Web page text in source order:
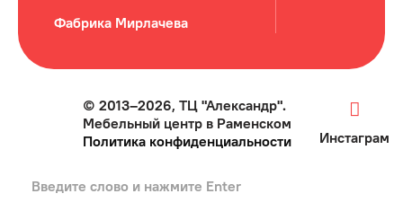
Фабрика Мирлачева
© 2013–2026, ТЦ "Александр".
Мебельный центр в Раменском
Политика конфиденциальности
Инстаграм